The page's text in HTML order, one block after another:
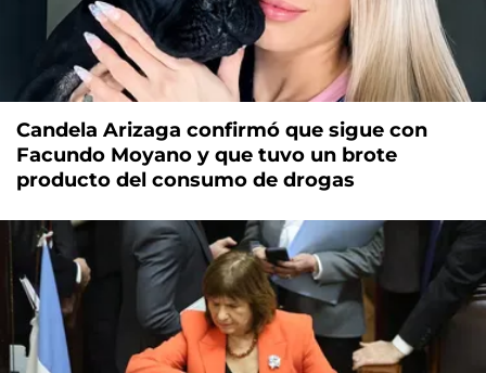
Candela Arizaga confirmó que sigue con
Facundo Moyano y que tuvo un brote
producto del consumo de drogas